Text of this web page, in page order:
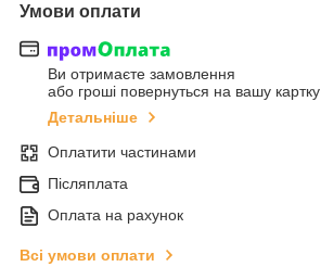
Умови оплати
Ви отримаєте замовлення
або гроші повернуться на вашу картку
Детальніше
Оплатити частинами
Післяплата
Оплата на рахунок
Всі умови оплати